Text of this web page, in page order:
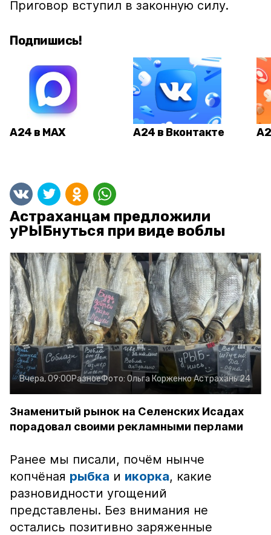
Приговор вступил в законную силу.
Подпишись!
А24 в MAX А24 в Вконтакте
Астраханцам предложили
уРЫБнуться при виде воблы
Вчера, 09:00РазноеФото: Ольга КорженкоАстрахань 24
Знаменитый рынок на Селенских Исадах
порадовал своими рекламными перлами
Ранее мы писали, почём нынче
копчёная рыбка и икорка, какие
разновидности угощений
представлены. Без внимания не
остались позитивно заряженные